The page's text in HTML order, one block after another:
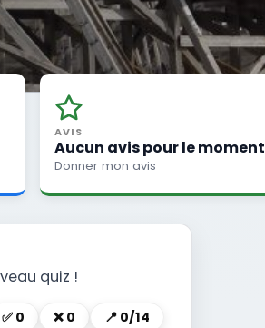
AVIS
Aucun avis pour le moment
Donner mon avis
quiz !
✅ 0 ❌ 0 📍 0/14